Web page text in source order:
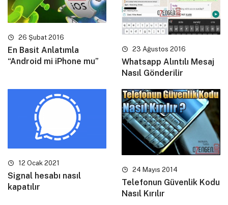
26 Şubat 2016
En Basit Anlatımla
“Android mi iPhone mu”
23 Ağustos 2016
Whatsapp Alıntılı Mesaj
Nasıl Gönderilir
12 Ocak 2021
Signal hesabı nasıl
kapatılır
24 Mayıs 2014
Telefonun Güvenlik Kodu
Nasıl Kırılır